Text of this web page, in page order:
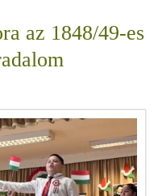
az 1848/49-es